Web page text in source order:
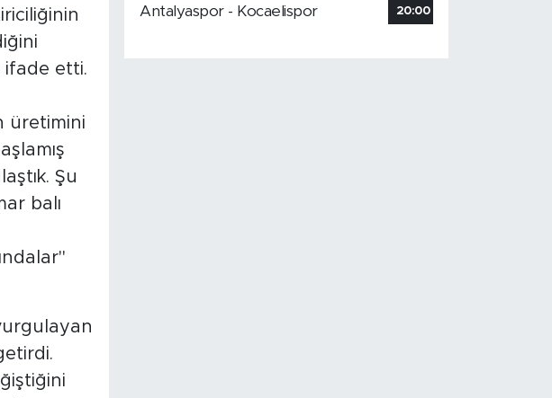
ifade etti.
üretimini
Şu
balı
Antalyaspor - Kocaelispor 20:00